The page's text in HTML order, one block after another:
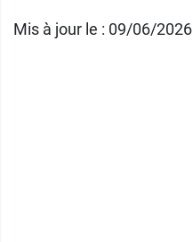
Mis à jour le : 09/06/2026